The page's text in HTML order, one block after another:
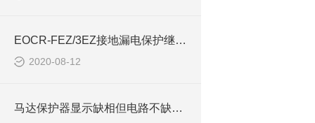
EOCR-FEZ/3EZ接地漏电保护继电器（装箱资料）
2020-08-12
马达保护器显示缺相但电路不缺相解析EOCR-CMM